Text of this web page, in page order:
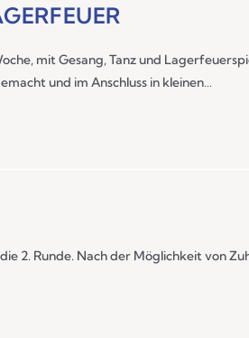
mit Gesang, Tanz und
und im Anschluss in kleinen…
Runde. Nach der Möglichkeit von